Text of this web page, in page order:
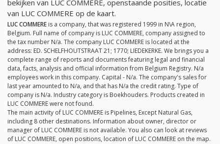
bekijken van LUC COMMERE, openstaande posities, locatie
van LUC COMMERE op de kaart.
LUC COMMERE is a company, that was registered 1999 in N\A region,
Belgium. Full name of company is LUC COMMERE, company assigned to
the tax number N/a. The company LUC COMMERE is located at the
address: ED. SCHELFHOUTSTRAAT 21; 1770; LIEDEKERKE. We brings you a
complete range of reports and documents featuring legal and financial
data, facts, analysis and official information from Belgium Registry. N/a
employees work in this company. Capital - N/a. The company's sales for
last year amounted to N/a, and that has N/a the credit rating. Type of
company is N/a. Industry category is Boekhouders. Products created in
LUC COMMERE were not found.
The main activity of LUC COMMERE is Pipelines, Except Natural Gas,
including 8 other destinations. Information about owner, director or
manager of LUC COMMERE is not available. You also can look at reviews
of LUC COMMERE, open positions, location of LUC COMMERE on the map.